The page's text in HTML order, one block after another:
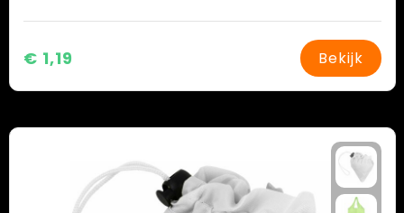
€ 1,19 Bekijk